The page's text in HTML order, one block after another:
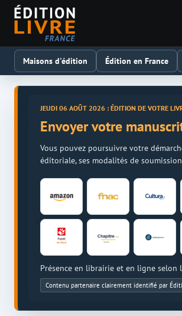
Maisons d'édition Édition en France
JEUDI 06 AOÛT 2026 : ÉDITION DE VOTRE
Envoyer votre
Vous pouvez poursuivre votre
éditoriale, ses modalités de
Présence en librairie et en ligne
Contenu partenaire clairement identifié par